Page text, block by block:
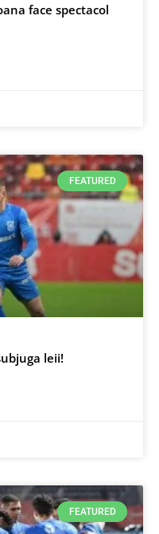
face spectacol
FEATURED
leii!
FEATURED